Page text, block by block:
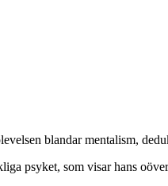
blandar mentalism,
psyket, som visar hans